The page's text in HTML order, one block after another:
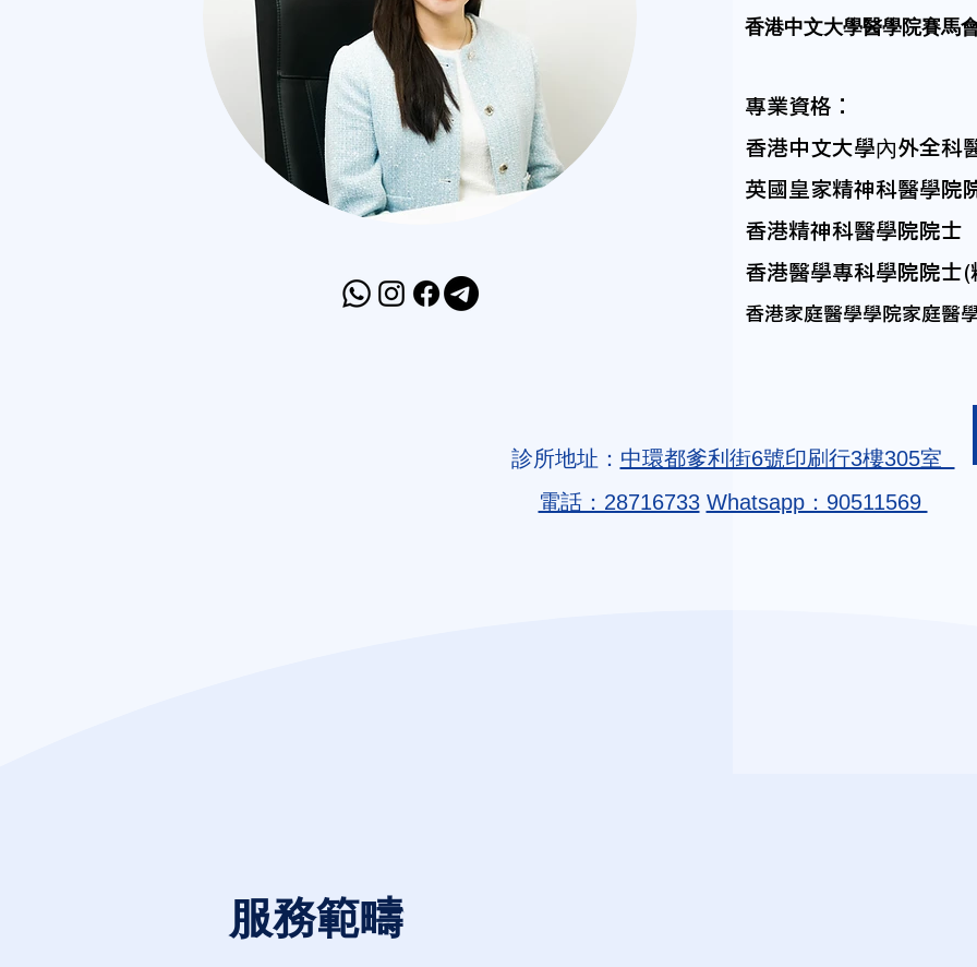
香港中文大學醫學院賽馬
專業資格：
香港中文大學內外全科
英國皇家精神科醫學院
香港精神科醫學院院士
香港醫學專科學院院士(
香港家庭醫學學院家庭醫
診所地址： 中環都爹利街6號印刷行3樓305室
電話：28716733 Whatsapp：90511569
服務範疇